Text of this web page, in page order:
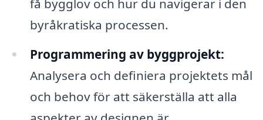
få bygglov och hur du navigerar i den
byråkratiska processen.
Programmering av byggprojekt:
Analysera och definiera projektets mål
och behov för att säkerställa att alla